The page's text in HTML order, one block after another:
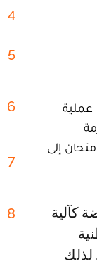
الإقليمي للامتحانات بالدارالبيضاء، في الساعة السادسة من صباح يوم الخميس 4 يونيو 2026، عملية
إلى
لذلك
4
5
6
7
8